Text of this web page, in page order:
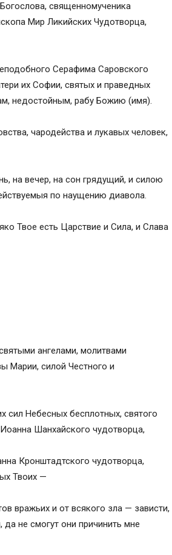
имя) верни их зло
и Слава Отца, и Сына, и
священномученика
Мир Ликийских Чудотворца,
Серафима Саровского
их Софии, святых и праведных
недостойным, рабу Божию (имя).
чародейства и лукавых человек,
на вечер, на сон грядущий, и силою
по наущению диавола.
Твое есть Царствие и Сила, и Слава
ангелами, молитвами
Марии, силой Честного и
сил Небесных бесплотных, святого
Шанхайского чудотворца,
Кронштадтского чудотворца,
Твоих —
вражьих и от всякого зла — зависти,
не смогут они причинить мне